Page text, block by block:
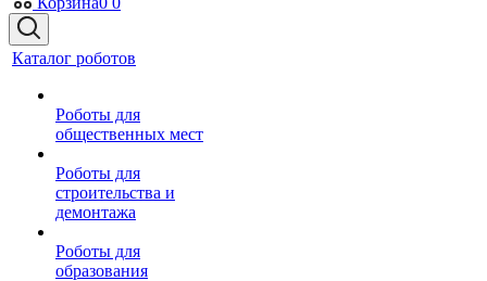
Каталог роботов
Роботы для
общественных мест
Роботы для
строительства и
демонтажа
Роботы для
образования